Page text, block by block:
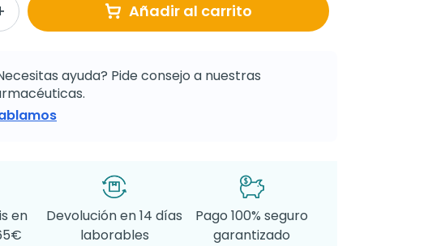
Añadir al carrito
ayuda? Pide consejo a nuestras
en
Devolución en 14 días
laborables
Pago 100% seguro
garantizado